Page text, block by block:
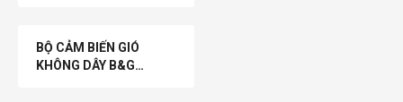
BỘ CẢM BIẾN GIÓ
KHÔNG DÂY B&G